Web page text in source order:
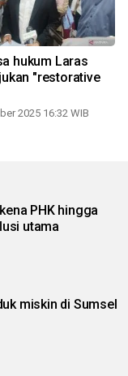
hukum Laras
"restorative
2025 16:32 WIB
PHK hingga
utama
miskin di Sumsel